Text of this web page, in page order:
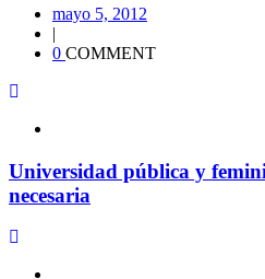
mayo 5, 2012
|
0 COMMENT
Universidad pública y
necesaria